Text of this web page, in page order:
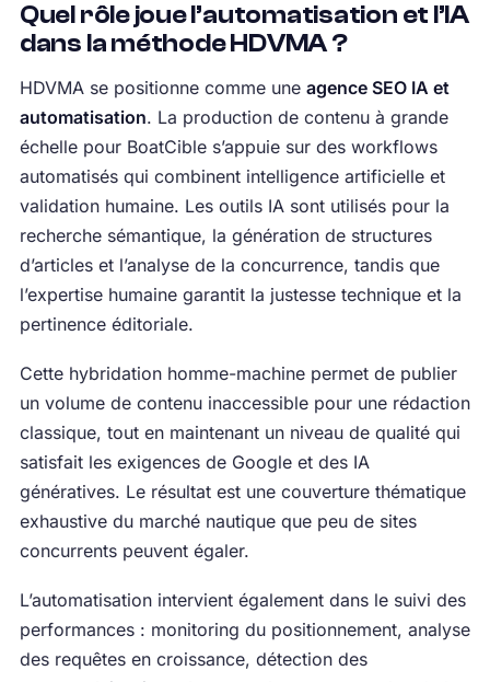
Quel rôle joue l’automatisation et l’IA
dans la méthode HDVMA ?
HDVMA se positionne comme une agence SEO IA et
automatisation. La production de contenu à grande
échelle pour BoatCible s’appuie sur des workflows
automatisés qui combinent intelligence artificielle et
validation humaine. Les outils IA sont utilisés pour la
recherche sémantique, la génération de structures
d’articles et l’analyse de la concurrence, tandis que
l’expertise humaine garantit la justesse technique et la
pertinence éditoriale.
Cette hybridation homme-machine permet de publier
un volume de contenu inaccessible pour une rédaction
classique, tout en maintenant un niveau de qualité qui
satisfait les exigences de Google et des IA
génératives. Le résultat est une couverture thématique
exhaustive du marché nautique que peu de sites
concurrents peuvent égaler.
L’automatisation intervient également dans le suivi des
performances : monitoring du positionnement, analyse
des requêtes en croissance, détection des